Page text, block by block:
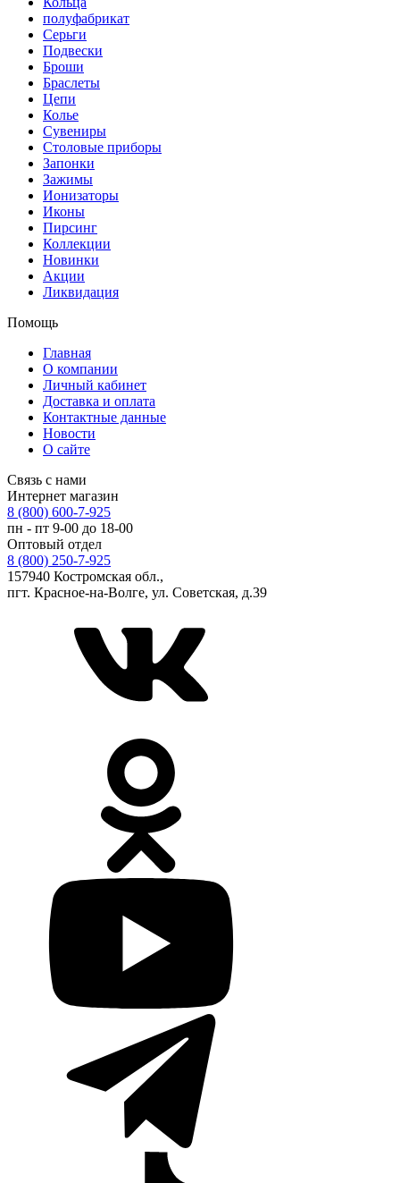
полуфабрикат
Серьги
Подвески
Броши
Браслеты
Цепи
Колье
Сувениры
Столовые приборы
Запонки
Зажимы
Ионизаторы
Иконы
Пирсинг
Коллекции
Новинки
Акции
Ликвидация
Помощь
Главная
О компании
Личный кабинет
Доставка и оплата
Контактные данные
Новости
О сайте
Связь с нами
Интернет магазин
8 (800) 600-7-925
пн - пт 9-00 до 18-00
Оптовый отдел
8 (800) 250-7-925
157940 Костромская обл.,
пгт. Красное-на-Волге, ул. Советская, д.39